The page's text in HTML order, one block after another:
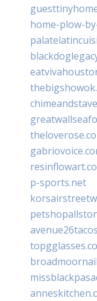
home-plow-
p-sports.net